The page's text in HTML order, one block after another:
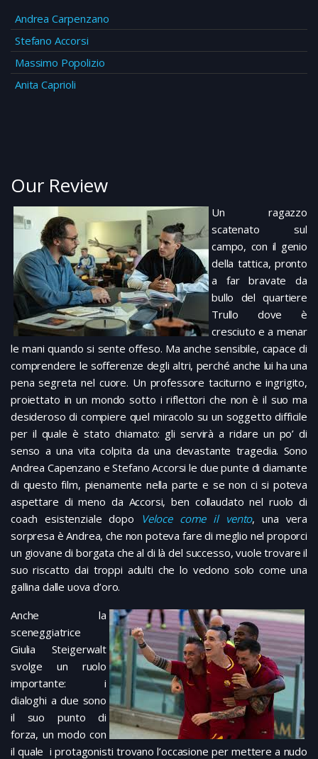
Andrea Carpenzano
Stefano Accorsi
Massimo Popolizio
Anita Caprioli
Our Review
Un ragazzo
scatenato sul
campo, con il genio
della tattica, pronto
a far bravate da
bullo del quartiere
Trullo dove è
cresciuto e a menar
le mani quando si sente offeso. Ma anche sensibile, capace di
comprendere le sofferenze degli altri, perché anche lui ha una
pena segreta nel cuore. Un professore taciturno e ingrigito,
proiettato in un mondo sotto i riflettori che non è il suo ma
desideroso di compiere quel miracolo su un soggetto difficile
per il quale è stato chiamato: gli servirà a ridare un po’ di
senso a una vita colpita da una devastante tragedia. Sono
Andrea Capenzano e Stefano Accorsi le due punte di diamante
di questo film, pienamente nella parte e se non ci si poteva
aspettare di meno da Accorsi, ben collaudato nel ruolo di
coach esistenziale dopo
Veloce come il vento, una vera
sorpresa è Andrea, che non poteva fare di meglio nel proporci
un giovane di borgata che al di là del successo, vuole trovare il
suo riscatto dai troppi adulti che lo vedono solo come una
gallina dalle uova d’oro.
Anche la
sceneggiatrice
Giulia Steigerwalt
svolge un ruolo
importante: i
dialoghi a due sono
il suo punto di
forza, un modo con
il quale i protagonisti trovano l’occasione per mettere a nudo